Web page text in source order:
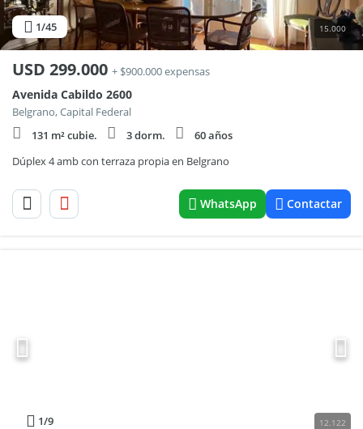
1/45 15.000
USD 299.000 + $900.000 expensas
Avenida Cabildo 2600
Belgrano, Capital Federal
131 m² cubie.
3 dorm.
60 años
Dúplex 4 amb con terraza propia en Belgrano
WhatsApp Contactar
1/9 12.122